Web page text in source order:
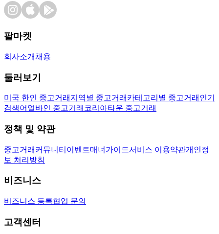
팔마켓
회사소개 채용
둘러보기
미국 한인 중고거래 지역별 중고거래 카테고리별 중고거래 인기
검색어 얼바인 중고거래 코리아타운 중고거래
정책 및 약관
중고거래 커뮤니티 이벤트매너가이드서비스 이용약관개인정
보 처리방침
비즈니스
비즈니스 등록협업 문의
고객센터